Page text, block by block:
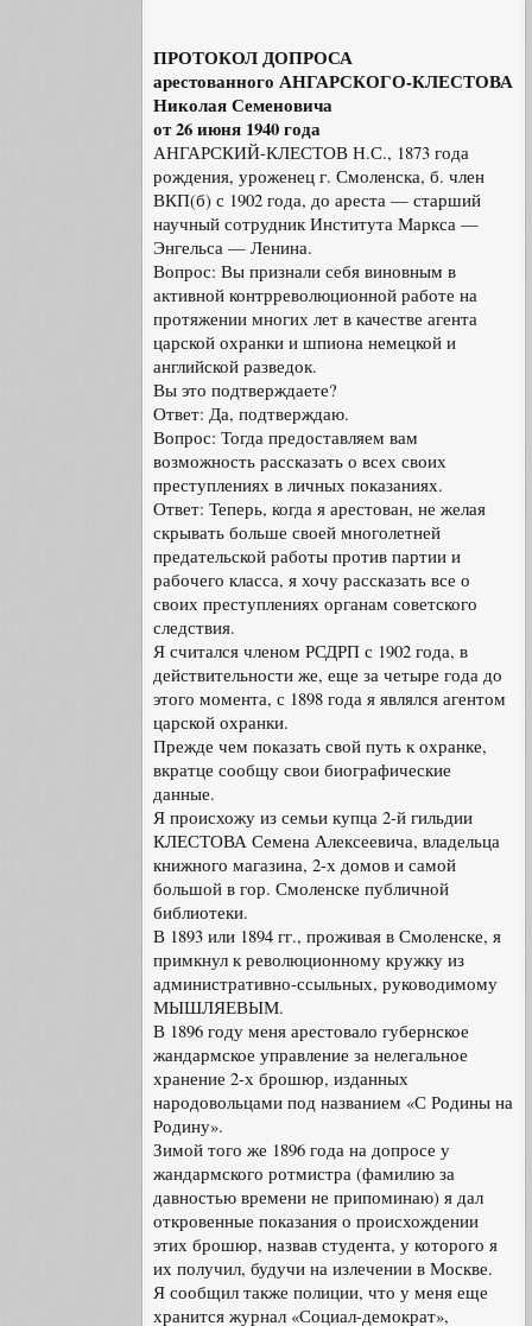
ПРОТОКОЛ ДОПРОСА
арестованного АНГАРСКОГО-КЛЕСТОВА
Николая Семеновича
от 26 июня 1940 года
АНГАРСКИЙ-КЛЕСТОВ Н.С., 1873 года
рождения, уроженец г. Смоленска, б. член
ВКП(б) с 1902 года, до ареста — старший
научный сотрудник Института Маркса —
Энгельса — Ленина.
Вопрос: Вы признали себя виновным в
активной контрреволюционной работе на
протяжении многих лет в качестве агента
царской охранки и шпиона немецкой и
английской разведок.
Вы это подтверждаете?
Ответ: Да, подтверждаю.
Вопрос: Тогда предоставляем вам
возможность рассказать о всех своих
преступлениях в личных показаниях.
Ответ: Теперь, когда я арестован, не желая
скрывать больше своей многолетней
предательской работы против партии и
рабочего класса, я хочу рассказать все о
своих преступлениях органам советского
следствия.
Я считался членом РСДРП с 1902 года, в
действительности же, еще за четыре года до
этого момента, с 1898 года я являлся агентом
царской охранки.
Прежде чем показать свой путь к охранке,
вкратце сообщу свои биографические
данные.
Я происхожу из семьи купца 2-й гильдии
КЛЕСТОВА Семена Алексеевича, владельца
книжного магазина, 2-х домов и самой
большой в гор. Смоленске публичной
библиотеки.
В 1893 или 1894 гг., проживая в Смоленске, я
примкнул к революционному кружку из
административно-ссыльных, руководимому
МЫШЛЯЕВЫМ.
В 1896 году меня арестовало губернское
жандармское управление за нелегальное
хранение 2-х брошюр, изданных
народовольцами под названием «С Родины на
Родину».
Зимой того же 1896 года на допросе у
жандармского ротмистра (фамилию за
давностью времени не припоминаю) я дал
откровенные показания о происхождении
этих брошюр, назвав студента, у которого я
их получил, будучи на излечении в Москве.
Я сообщил также полиции, что у меня еще
хранится журнал «Социал-демократ»,